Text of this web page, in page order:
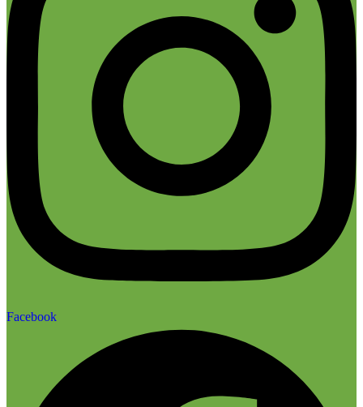
Facebook